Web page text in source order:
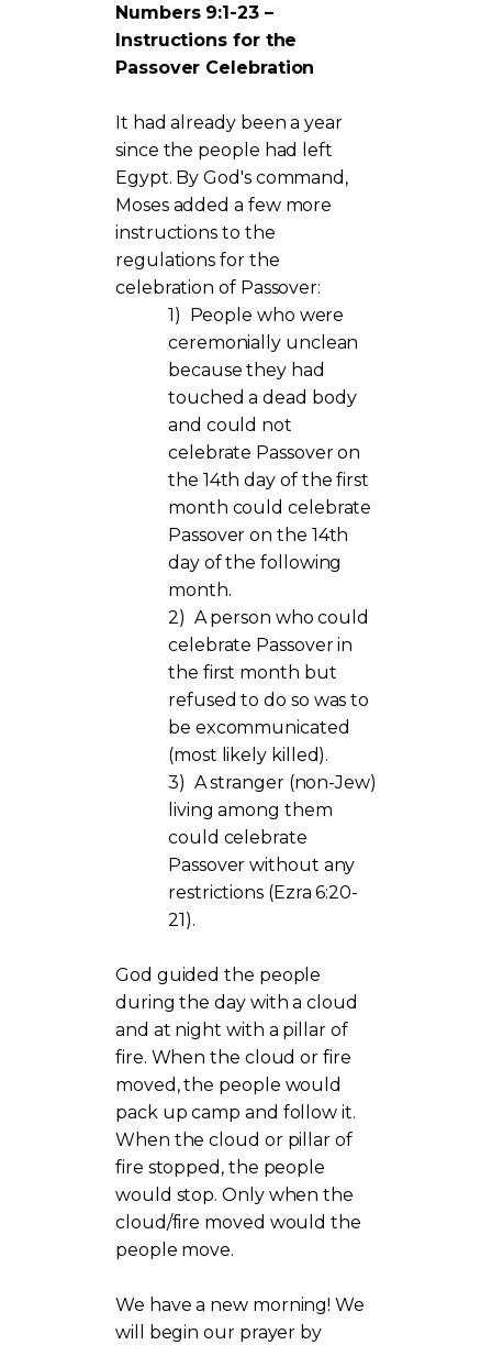
Numbers 9:1-23 –
Instructions for the
Passover Celebration
It had already been a year
since the people had left
Egypt. By God's command,
Moses added a few more
instructions to the
regulations for the
celebration of Passover:
1) People who were
ceremonially unclean
because they had
touched a dead body
and could not
celebrate Passover on
the 14th day of the first
month could celebrate
Passover on the 14th
day of the following
month.
2) A person who could
celebrate Passover in
the first month but
refused to do so was to
be excommunicated
(most likely killed).
3) A stranger (non-Jew)
living among them
could celebrate
Passover without any
restrictions (Ezra 6:20-
21).
God guided the people
during the day with a cloud
and at night with a pillar of
fire. When the cloud or fire
moved, the people would
pack up camp and follow it.
When the cloud or pillar of
fire stopped, the people
would stop. Only when the
cloud/fire moved would the
people move.
We have a new morning! We
will begin our prayer by